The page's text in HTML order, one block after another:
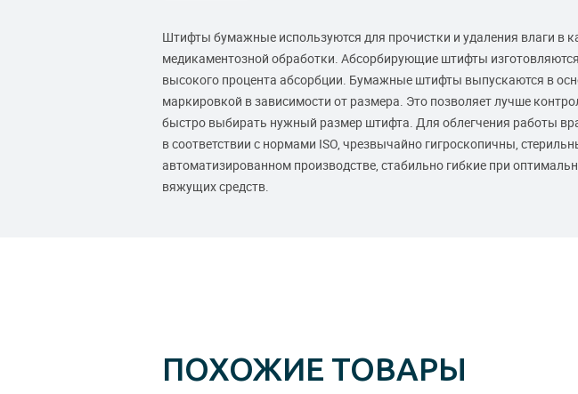
Штифты бумажные используются для прочистки и удаления влаги в
медикаментозной обработки. Абсорбирующие штифты
высокого процента абсорбции. Бумажные штифты выпускаются в
маркировкой в зависимости от размера. Это позволяет лучше
быстро выбирать нужный размер штифта. Для облегчения работы
в соответствии с нормами ISO, чрезвычайно гигроскопичны,
автоматизированном производстве, стабильно гибкие при
вяжущих средств.
ПОХОЖИЕ ТОВАРЫ